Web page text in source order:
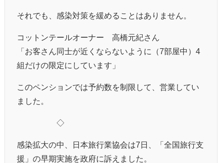
それでも、感染対策を緩めることはありません。
コットンテールオーナー 高橋元紀さん
「お客さん同士が近くならないように（7部屋中）4
組だけの限定にしています」
このペンションでは予約数を制限して、営業してい
ました。
◇
感染拡大の中、日本旅行業協会は7日、「全国旅行支
援」の早期実施を政府に訴えました。